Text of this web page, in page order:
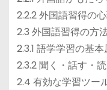
2.2.2 外国語習得の
2.3 外国語習得の方
2.3.1 語学学習の基本
2.3.2 聞く・話す・
2.4 有効な学習ツー